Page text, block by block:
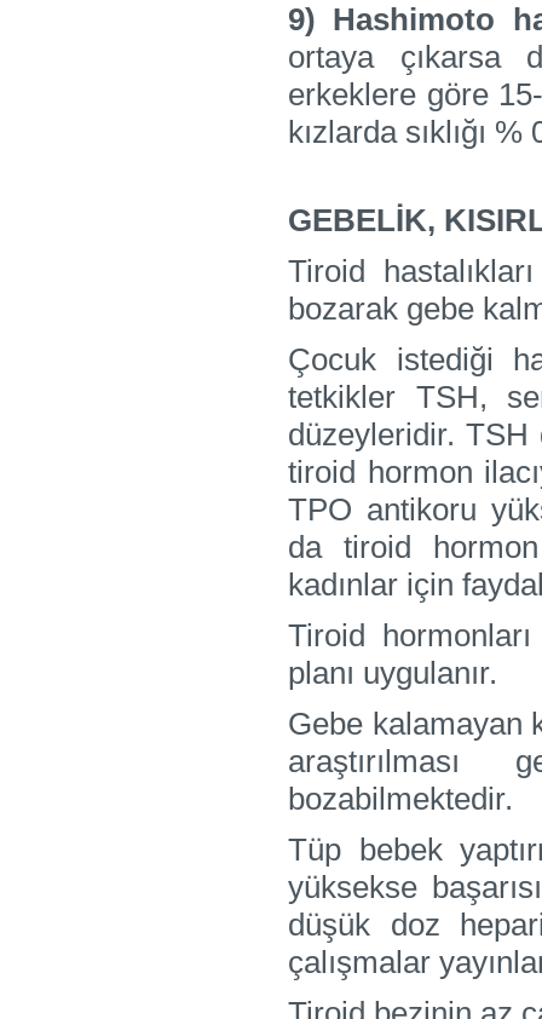
9) Hashimoto
ortaya çıkarsa
erkeklere göre
kızlarda sıklığı %
GEBELİK,
Tiroid
bozarak gebe
Çocuk istediği
tetkikler TSH,
düzeyleridir. TSH
tiroid hormon
TPO antikoru
da tiroid
kadınlar için
Tiroid
planı uygulanır.
Gebe kalamayan
araştırılması
bozabilmektedir.
Tüp bebek
yüksekse
düşük doz
çalışmalar